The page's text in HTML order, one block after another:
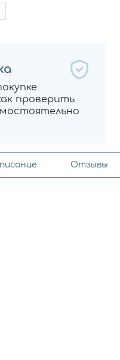
проверить
Отзывы